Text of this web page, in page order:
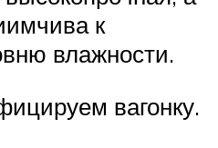
к
влажности.
вагонку.